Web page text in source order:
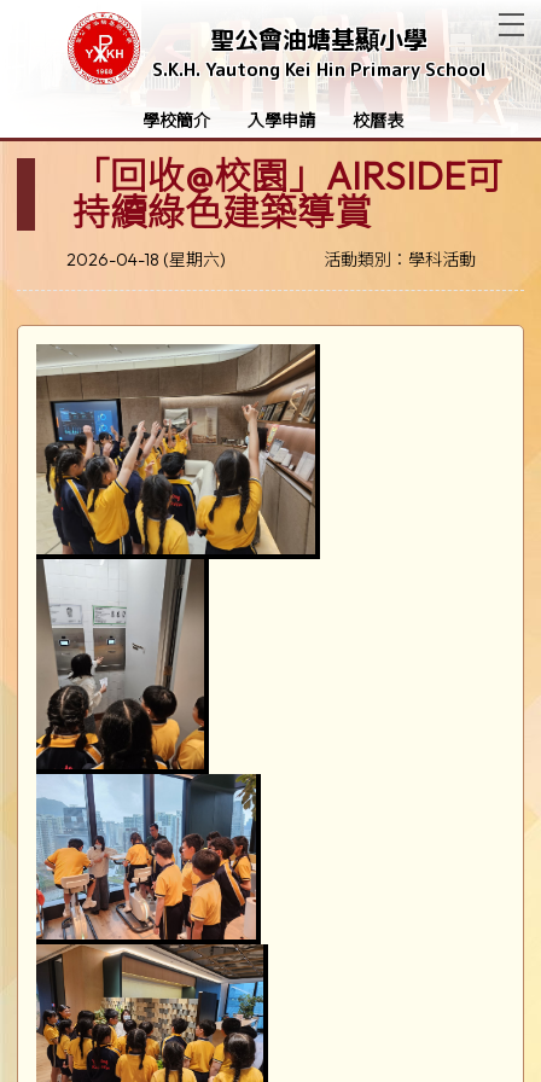
聖公會油塘基顯小學
S.K.H. Yautong Kei Hin Primary School
學校簡介 入學申請 校曆表
「回收@校園」AIRSIDE可
持續綠色建築導賞
2026-04-18 (星期六) 活動類別：學科活動